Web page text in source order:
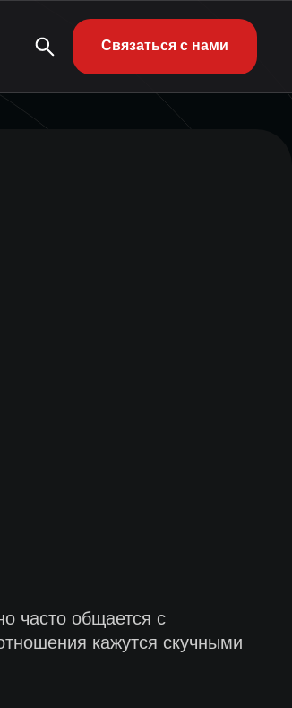
Связаться с нами
часто общается с
кажутся скучными